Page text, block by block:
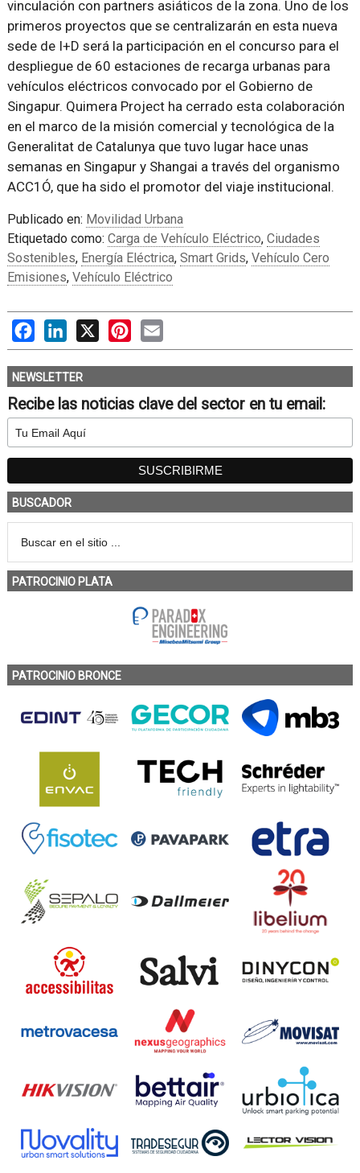
vinculación con partners asiáticos de la zona. Uno de los
primeros proyectos que se centralizarán en esta nueva
sede de I+D será la participación en el concurso para el
despliegue de 60 estaciones de recarga urbanas para
vehículos eléctricos convocado por el Gobierno de
Singapur. Quimera Project ha cerrado esta colaboración
en el marco de la misión comercial y tecnológica de la
Generalitat de Catalunya que tuvo lugar hace unas
semanas en Singapur y Shangai a través del organismo
ACC1Ó, que ha sido el promotor del viaje institucional.
Publicado en: Movilidad Urbana
Etiquetado como: Carga de Vehículo Eléctrico, Ciudades
Sostenibles, Energía Eléctrica, Smart Grids, Vehículo Cero
Emisiones, Vehículo Eléctrico
FacebookLinkedIn
X PinterestEmail
NEWSLETTER
Recibe las noticias clave del sector en tu email:
BUSCADOR
PATROCINIO PLATA
PATROCINIO BRONCE